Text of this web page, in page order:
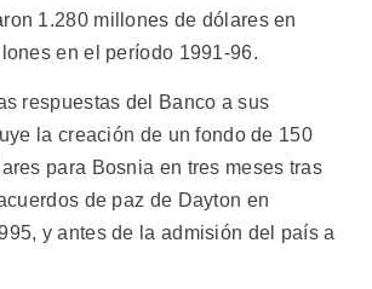
1.280 millones de dólares en
en el período 1991-96.
respuestas del Banco a sus
la creación de un fondo de 150
para Bosnia en tres meses tras
de paz de Dayton en
y antes de la admisión del país a